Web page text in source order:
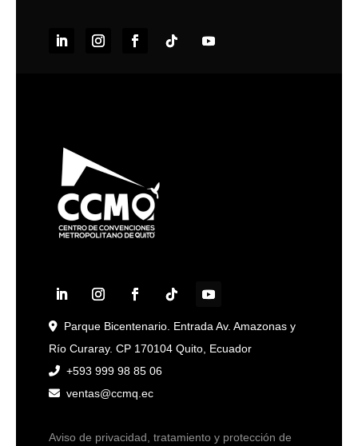
Parque Bicentenario. Entrada Av. Amazonas y
Río Curaray. CP 170104 Quito, Ecuador
+593 999 98 85 06
ventas@ccmq.ec
Aviso de privacidad, tratamiento y protección de